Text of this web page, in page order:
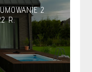
2
R.